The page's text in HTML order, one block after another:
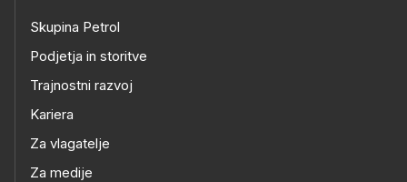
Skupina Petrol
Podjetja in storitve
Trajnostni razvoj
Kariera
Za vlagatelje
Za medije